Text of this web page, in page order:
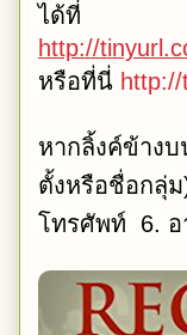
ได้ที่
http://
หรือที่นี่ http://
หากลิ้งค์ข้างบ
ตั้งหรือชื่อกลุ่
โทรศัพท์ 6. อ